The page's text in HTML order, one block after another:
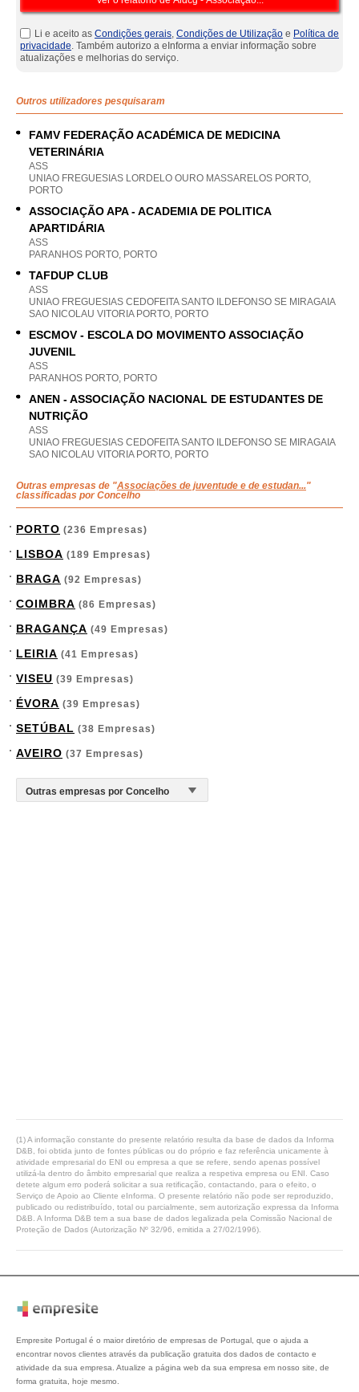
Li e aceito as Condições gerais, Condições de Utilização e Política de
privacidade. Também autorizo a eInforma a enviar informação sobre
atualizações e melhorias do serviço.
Outros utilizadores pesquisaram
FAMV FEDERAÇÃO ACADÉMICA DE MEDICINA
VETERINÁRIA
ASS
UNIAO FREGUESIAS LORDELO OURO MASSARELOS PORTO,
PORTO
ASSOCIAÇÃO APA - ACADEMIA DE POLITICA
APARTIDÁRIA
ASS
PARANHOS PORTO, PORTO
TAFDUP CLUB
ASS
UNIAO FREGUESIAS CEDOFEITA SANTO ILDEFONSO SE MIRAGAIA
SAO NICOLAU VITORIA PORTO, PORTO
ESCMOV - ESCOLA DO MOVIMENTO ASSOCIAÇÃO
JUVENIL
ASS
PARANHOS PORTO, PORTO
ANEN - ASSOCIAÇÃO NACIONAL DE ESTUDANTES DE
NUTRIÇÃO
ASS
UNIAO FREGUESIAS CEDOFEITA SANTO ILDEFONSO SE MIRAGAIA
SAO NICOLAU VITORIA PORTO, PORTO
Outras empresas de "Associações de juventude e de estudan..."
classificadas por Concelho
PORTO (236 Empresas)
LISBOA (189 Empresas)
BRAGA (92 Empresas)
COIMBRA (86 Empresas)
BRAGANÇA (49 Empresas)
LEIRIA (41 Empresas)
VISEU (39 Empresas)
ÉVORA (39 Empresas)
SETÚBAL (38 Empresas)
AVEIRO (37 Empresas)
(1) A informação constante do presente relatório resulta da base de dados da Informa
D&B, foi obtida junto de fontes públicas ou do próprio e faz referência unicamente à
atividade empresarial do ENI ou empresa a que se refere, sendo apenas possível
utilizá-la dentro do âmbito empresarial que realiza a respetiva empresa ou ENI. Caso
detete algum erro poderá solicitar a sua retificação, contactando, para o efeito, o
Serviço de Apoio ao Cliente eInforma. O presente relatório não pode ser reproduzido,
publicado ou redistribuído, total ou parcialmente, sem autorização expressa da Informa
D&B. A Informa D&B tem a sua base de dados legalizada pela Comissão Nacional de
Proteção de Dados (Autorização Nº 32/96, emitida a 27/02/1996).
Empresite Portugal é o maior diretório de empresas de Portugal, que o ajuda a
encontrar novos clientes através da publicação gratuita dos dados de contacto e
atividade da sua empresa. Atualize a página web da sua empresa em nosso site, de
forma gratuita, hoje mesmo.